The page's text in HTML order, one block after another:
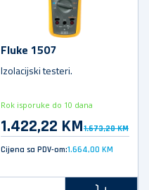
Fluke 1507
Izolacijski testeri.
Rok isporuke do 10 dana
1.422,22 KM1.673,20 KM
Cijena sa PDV-om:1.664,00 KM